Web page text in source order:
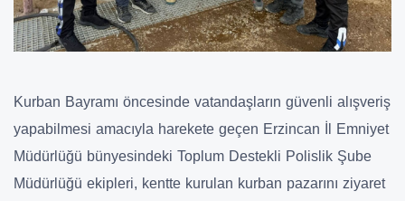
Kurban Bayramı öncesinde vatandaşların güvenli alışveriş
yapabilmesi amacıyla harekete geçen Erzincan İl Emniyet
Müdürlüğü bünyesindeki Toplum Destekli Polislik Şube
Müdürlüğü ekipleri, kentte kurulan kurban pazarını ziyaret